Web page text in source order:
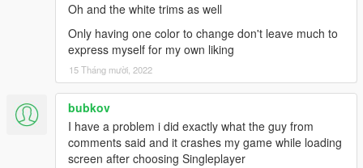
Oh and the white trims as well
Only having one color to change don't leave much to
express myself for my own liking
15 Tháng mười, 2022
bubkov
I have a problem i did exactly what the guy from
comments said and it crashes my game while loading
screen after choosing Singleplayer